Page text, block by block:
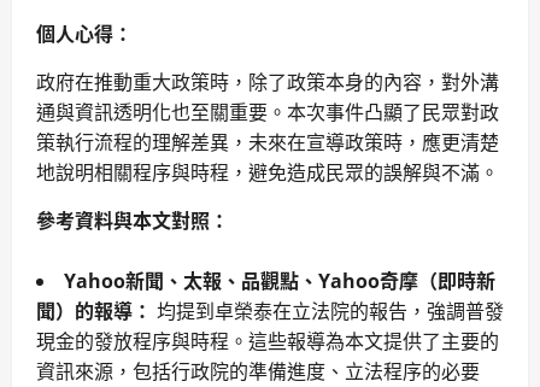
個人心得：
政府在推動重大政策時，除了政策本身的內容，對外溝
通與資訊透明化也至關重要。本次事件凸顯了民眾對政
策執行流程的理解差異，未來在宣導政策時，應更清楚
地說明相關程序與時程，避免造成民眾的誤解與不滿。
參考資料與本文對照：
Yahoo新聞、太報、品觀點、Yahoo奇摩（即時新
聞）的報導： 均提到卓榮泰在立法院的報告，強調普發
現金的發放程序與時程。這些報導為本文提供了主要的
資訊來源，包括行政院的準備進度、立法程序的必要